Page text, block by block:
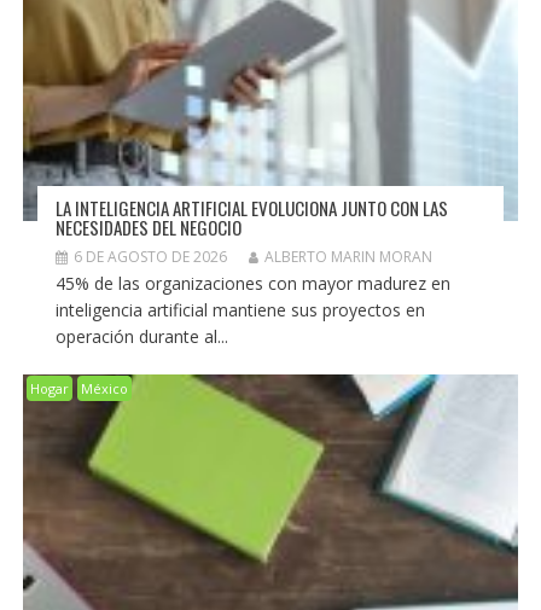
LA INTELIGENCIA ARTIFICIAL EVOLUCIONA JUNTO CON LAS
NECESIDADES DEL NEGOCIO
6 DE AGOSTO DE 2026 ALBERTO MARIN MORAN
45% de las organizaciones con mayor madurez en
inteligencia artificial mantiene sus proyectos en
operación durante al...
Hogar México